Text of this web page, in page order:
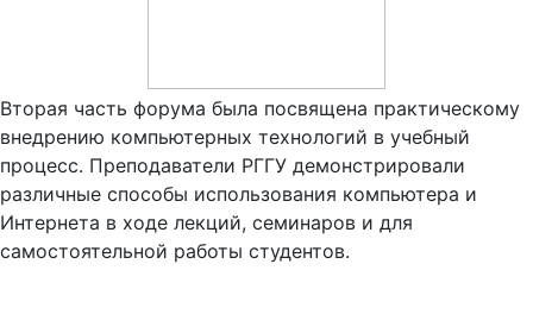
Вторая часть форума была посвящена практическому
внедрению компьютерных технологий в учебный
процесс. Преподаватели РГГУ демонстрировали
различные способы использования компьютера и
Интернета в ходе лекций, семинаров и для
самостоятельной работы студентов.